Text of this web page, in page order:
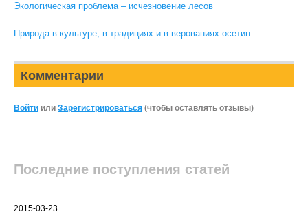
Экологическая проблема – исчезновение лесов
Природа в культуре, в традициях и в верованиях осетин
Комментарии
Войти или Зарегистрироваться (чтобы оставлять отзывы)
Последние поступления статей
2015-03-23